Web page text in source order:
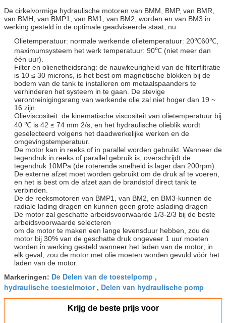
De cirkelvormige hydraulische motoren van BMM, BMP, van BMR,
van BMH, van BMP1, van BM1, van BM2, worden en van BM3 in
werking gesteld in de optimale geadviseerde staat, nu:
Olietemperatuur: normale werkende olietemperatuur: 20℃60℃,
maximumsysteem het werk temperatuur: 90℃ (niet meer dan
één uur).
Filter en olienetheidsrang: de nauwkeurigheid van de filterfiltratie
is 10 ≤ 30 microns, is het best om magnetische blokken bij de
bodem van de tank te installeren om metaalspaanders te
verhinderen het systeem in te gaan. De stevige
verontreinigingsrang van werkende olie zal niet hoger dan 19 ~
16 zijn.
Olieviscositeit: de kinematische viscositeit van olietemperatuur bij
40 ℃ is 42 ≤ 74 mm 2/s, en het hydraulische olieblik wordt
geselecteerd volgens het daadwerkelijke werken en de
omgevingstemperatuur.
De motor kan in reeks of in parallel worden gebruikt. Wanneer de
tegendruk in reeks of parallel gebruik is, overschrijdt de
tegendruk 10MPa (de roterende snelheid is lager dan 200rpm).
De externe afzet moet worden gebruikt om de druk af te voeren,
en het is best om de afzet aan de brandstof direct tank te
verbinden.
De de reeksmotoren van BMP1, van BM2, en BM3-kunnen de
radiale lading dragen en kunnen geen grote aslading dragen
De motor zal geschatte arbeidsvoorwaarde 1/3-2/3 bij de beste
arbeidsvoorwaarde selecteren
om de motor te maken een lange levensduur hebben, zou de
motor bij 30% van de geschatte druk ongeveer 1 uur moeten
worden in werking gesteld wanneer het laden van de motor; in
elk geval, zou de motor met olie moeten worden gevuld vóór het
laden van de motor.
Markeringen: De Delen van de toestelpomp ,
hydraulische toestelmotor, Delen van hydraulische pomp
Krijg de beste prijs voor